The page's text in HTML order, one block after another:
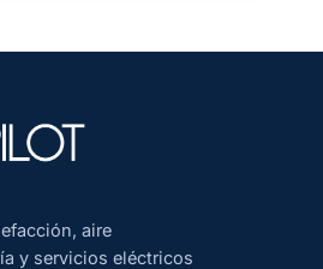
aire
y servicios eléctricos